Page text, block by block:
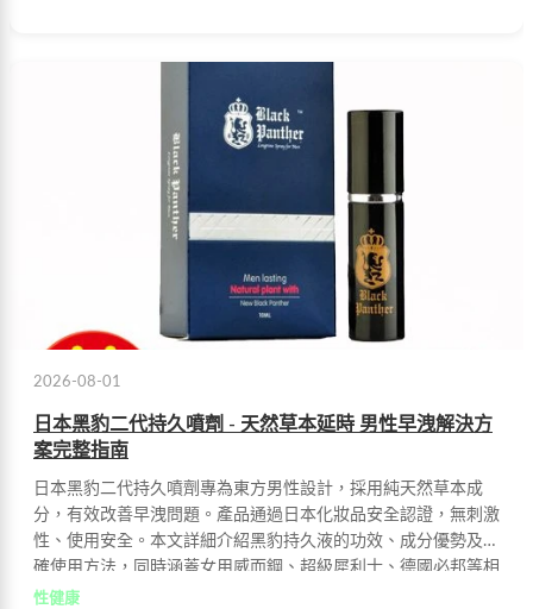
2026-08-01
日本黑豹二代持久噴劑 - 天然草本延時 男性早洩解決方
案完整指南
日本黑豹二代持久噴劑專為東方男性設計，採用純天然草本成
分，有效改善早洩問題。產品通過日本化妝品安全認證，無刺激
性、使用安全。本文詳細介紹黑豹持久液的功效、成分優勢及正
確使用方法，同時涵蓋女用威而鋼、超級犀利士、德國必邦等相
關男性保健產品資訊。
性健康